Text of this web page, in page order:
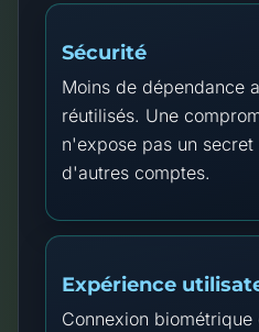
Sécurité
Moins de dépendance
réutilisés. Une
n'expose pas un
d'autres comptes.
Expérience
Connexion